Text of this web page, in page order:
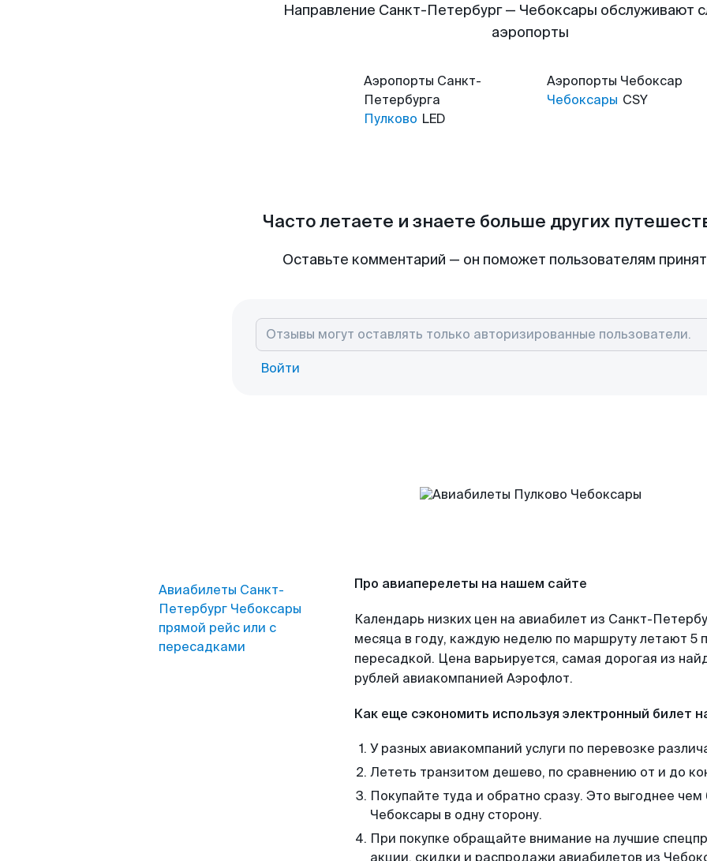
Направление Санкт-Петербург — Чебоксары обслуживают
аэропорты
Аэропорты Санкт-
Петербурга
Пулково LED
Аэропорты Чебоксар
Чебоксары CSY
Часто летаете и знаете больше других
Оставьте комментарий — он поможет пользователям
Войти
Авиабилеты Санкт-
Петербург Чебоксары
прямой рейс или с
пересадками
Про авиаперелеты на нашем сайте
Календарь низких цен на авиабилет из Санкт-
месяца в году, каждую неделю по маршруту летают 5
пересадкой. Цена варьируется, самая дорогая из
рублей авиакомпанией Аэрофлот.
Как еще сэкономить используя электронный билет
У разных авиакомпаний услуги по перевозке
Лететь транзитом дешево, по сравнению от и до
Покупайте туда и обратно сразу. Это выгоднее
Чебоксары в одну сторону.
При покупке обращайте внимание на лучшие
акции, скидки и распродажи авиабилетов из